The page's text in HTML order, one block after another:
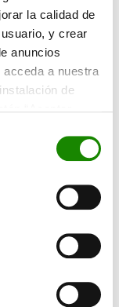
la calidad de
y crear
anuncios
a nuestra
de
instalación,
– Tinixara